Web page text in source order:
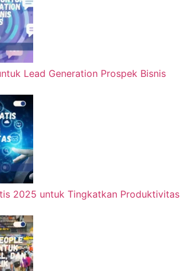
Lead Generation Prospek Bisnis
2025 untuk Tingkatkan Produktivitas